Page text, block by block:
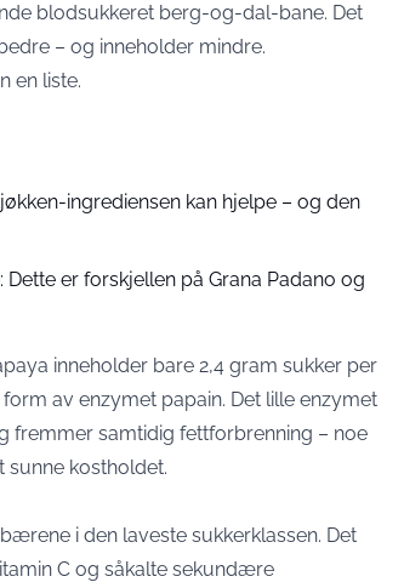
blodsukkeret berg-og-dal-bane. Det
– og inneholder mindre.
en liste.
ingrediensen kan hjelpe – og den
er forskjellen på Grana Padano og
inneholder bare 2,4 gram sukker per
av enzymet papain. Det lille enzymet
fremmer samtidig fettforbrenning – noe
kostholdet.
i den laveste sukkerklassen. Det
C og såkalte sekundære